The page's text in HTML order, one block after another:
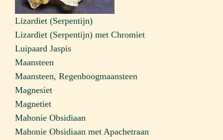
Lizardiet (Serpentijn)
Lizardiet (Serpentijn) met Chromiet
Luipaard Jaspis
Maansteen
Maansteen, Regenboogmaansteen
Magnesiet
Magnetiet
Mahonie Obsidiaan
Mahonie Obsidiaan met Apachetraan